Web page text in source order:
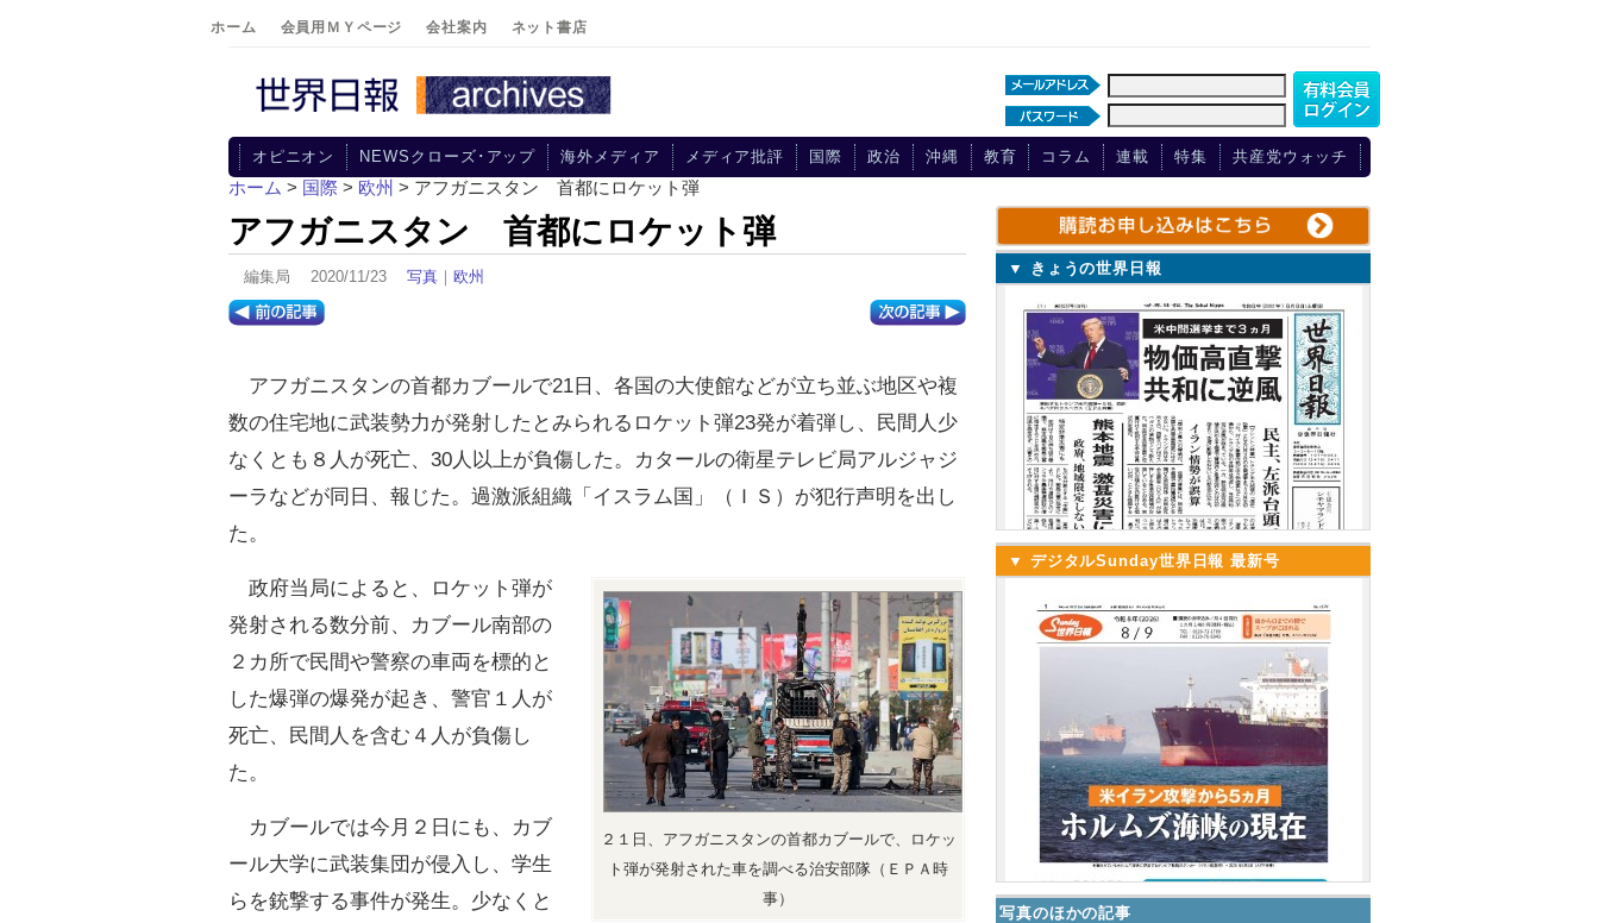
ホーム 会員用ＭＹページ 会社案内 ネット書店
オピニオン NEWSクローズ･アップ 海外メディア メディア批評 国際 政治 沖縄 教育 コラム 連載 特集 共産党ウォッチ
ホーム > 国際 > 欧州 > アフガニスタン 首都にロケット弾
アフガニスタン 首都にロケット弾
編集局 2020/11/23 写真 ｜ 欧州
アフガニスタンの首都カブールで21日、各国の大使館などが立ち並ぶ地区や複
数の住宅地に武装勢力が発射したとみられるロケット弾23発が着弾し、民間人少
なくとも８人が死亡、30人以上が負傷した。カタールの衛星テレビ局アルジャジ
ーラなどが同日、報じた。過激派組織「イスラム国」（ＩＳ）が犯行声明を出し
た。
２１日、アフガニスタンの首都カブールで、ロケッ
ト弾が発射された車を調べる治安部隊（ＥＰＡ時
事）
政府当局によると、ロケット弾が
発射される数分前、カブール南部の
２カ所で民間や警察の車両を標的と
した爆弾の爆発が起き、警官１人が
死亡、民間人を含む４人が負傷し
た。
カブールでは今月２日にも、カブ
ール大学に武装集団が侵入し、学生
らを銃撃する事件が発生。少なくと
▼ きょうの世界日報
▼ デジタルSunday世界日報 最新号
写真のほかの記事